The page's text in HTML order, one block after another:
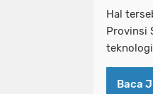
Hal
Provinsi
Baca